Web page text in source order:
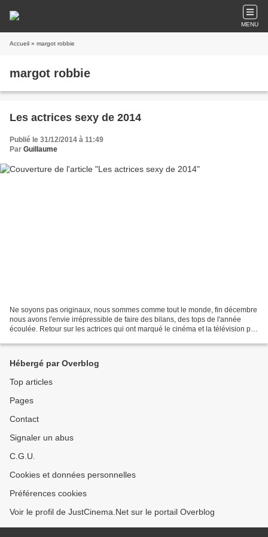
MENU
Accueil » margot robbie
margot robbie
Les actrices sexy de 2014
Publié le 31/12/2014 à 11:49
Par Guillaume
Ne soyons pas originaux, nous sommes comme tout le monde, fin décembre
nous avons l'envie irrépressible de faire des bilans, des tops de l'année
écoulée. Retour sur les actrices qui ont marqué le cinéma et la télévision par
Hébergé par Overblog
Top articles
Pages
Contact
Signaler un abus
C.G.U.
Cookies et données personnelles
Préférences cookies
Voir le profil de JustCinema.Net sur le portail Overblog